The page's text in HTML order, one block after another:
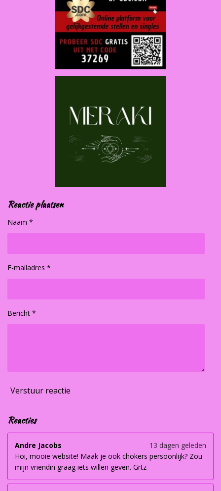
Reactie plaatsen
Naam *
E-mailadres *
Bericht *
Verstuur reactie
Reacties
Andre Jacobs
13 dagen geleden
Hoi, mooie website! Maak je ook chokers persoonlijk? Zou
mijn vriendin graag iets willen geven. Grtz